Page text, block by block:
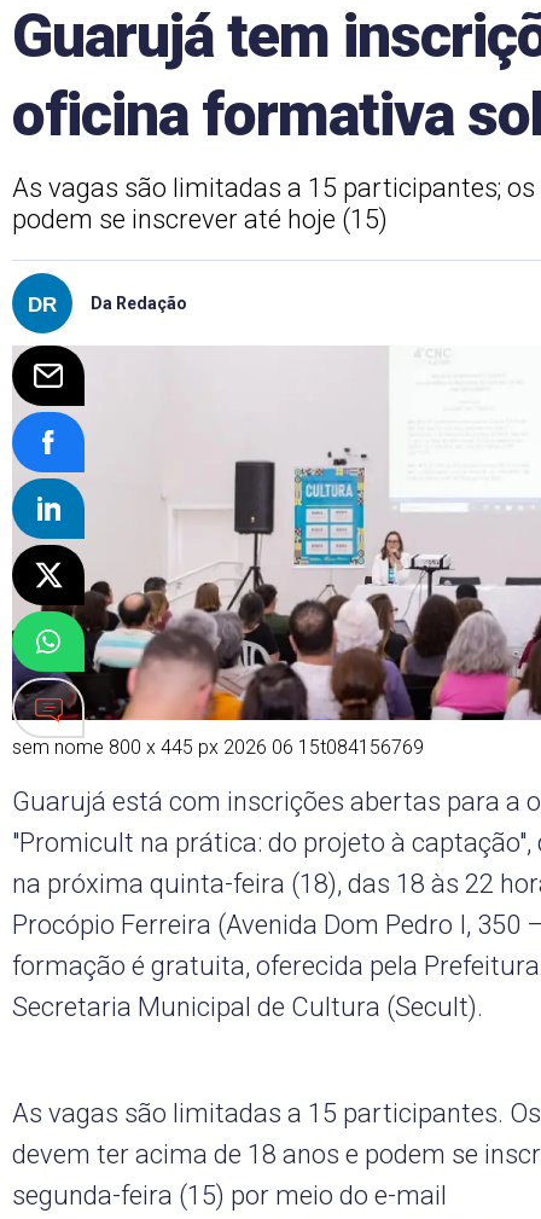
Guarujá tem
oficina formativa
As vagas são limitadas a 15 participantes;
podem se inscrever até hoje (15)
Da Redação
sem nome 800 x 445 px 2026 06 15t084156769
Guarujá está com inscrições abertas para a
"Promicult na prática: do projeto à captação",
na próxima quinta-feira (18), das 18 às 22
Procópio Ferreira (Avenida Dom Pedro I, 350
formação é gratuita, oferecida pela
Secretaria Municipal de Cultura (Secult).
As vagas são limitadas a 15 participantes.
devem ter acima de 18 anos e podem se
segunda-feira (15) por meio do e-mail